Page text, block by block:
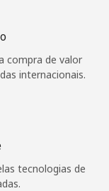
compra de valor
internacionais.
tecnologias de